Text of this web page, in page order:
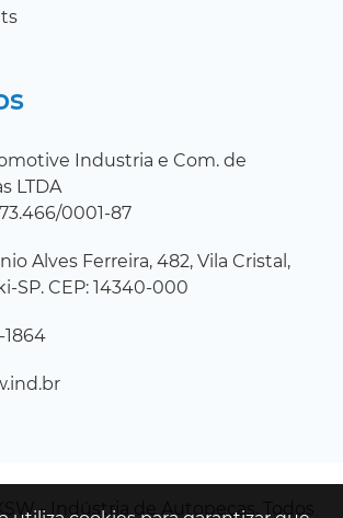
Industria e Com. de
LTDA
0001-87
Alves Ferreira, 482, Vila Cristal,
SP. CEP: 14340-000
1864
- Indústria de Autopeças. Todos